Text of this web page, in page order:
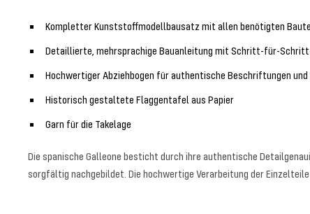
Kompletter Kunststoffmodellbausatz mit allen benötigten
Detaillierte, mehrsprachige Bauanleitung mit Schritt-für-
Hochwertiger Abziehbogen für authentische Beschriftungen
Historisch gestaltete Flaggentafel aus Papier
Garn für die Takelage
Die spanische Galleone besticht durch ihre authentische
sorgfältig nachgebildet. Die hochwertige Verarbeitung der